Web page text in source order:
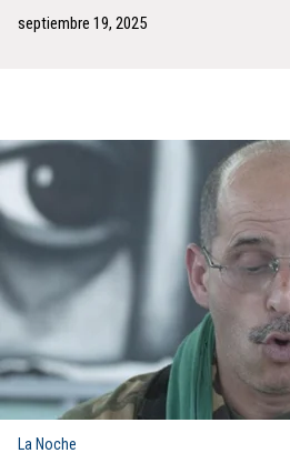
septiembre 19, 2025
La Noche